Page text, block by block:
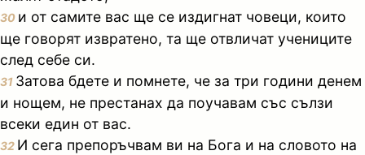
30 и от самите вас ще се издигнат човеци, които
ще говорят извратено, та ще отвличат учениците
след себе си.
31 Затова бдете и помнете, че за три години денем
и нощем, не престанах да поучавам със сълзи
всеки един от вас.
32 И сега препоръчвам ви на Бога и на словото на